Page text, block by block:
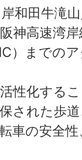
和田牛滝
神高速湾
）までの
性化する
された歩
車の安全